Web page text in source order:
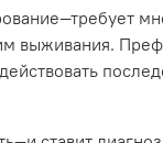
выживания.